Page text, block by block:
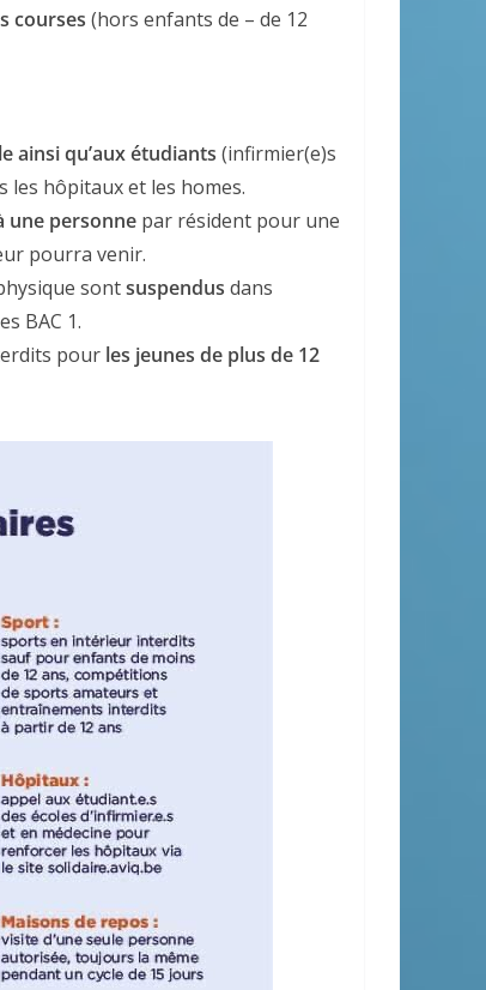
courses (hors enfants de – de 12
ainsi qu’aux étudiants (infirmier(e)s
les hôpitaux et les homes.
une personne par résident pour une
pourra venir.
sontsuspendus dans
BAC 1.
pour les jeunes de plus de 12